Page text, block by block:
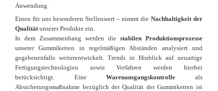
Anwendung.
Einen für uns besonderen Stellenwert – nimmt die Nachhaltigkeit der
Qualitätunserer Produkte ein.
In dem Zusammenhang werden die stabilen Produktionsprozesse
unserer Gummiketten in regelmäßigen Abständen analysiert und
gegebenenfalls weiterentwickelt. Trends in Hinblick auf neuartige
Fertigungstechnologien sowie Verfahren werden hierbei
berücksichtigt. EineWarenausgangskontrolle als
Absicherungsmaßnahme bezüglich der Qualität der Gummiketten ist